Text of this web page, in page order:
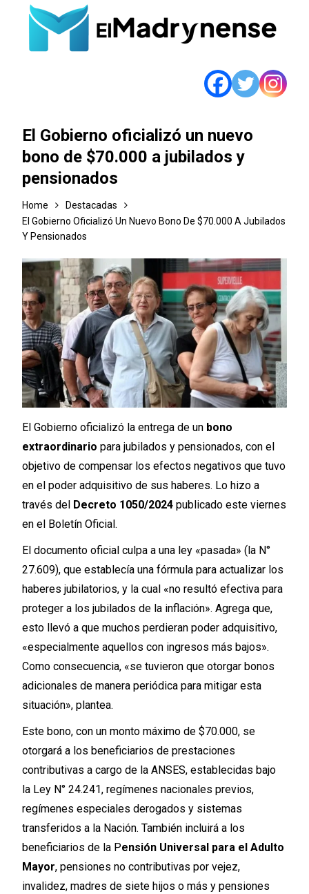
El Gobierno oficializó un nuevo
bono de $70.000 a jubilados y
pensionados
Home
Destacadas
El Gobierno Oficializó Un Nuevo Bono De $70.000 A Jubilados
Y Pensionados
El Gobierno oficializó la entrega de un bono
extraordinario para jubilados y pensionados, con el
objetivo de compensar los efectos negativos que tuvo
en el poder adquisitivo de sus haberes. Lo hizo a
través del Decreto 1050/2024 publicado este viernes
en el Boletín Oficial.
El documento oficial culpa a una ley «pasada» (la N°
27.609), que establecía una fórmula para actualizar los
haberes jubilatorios, y la cual «no resultó efectiva para
proteger a los jubilados de la inflación». Agrega que,
esto llevó a que muchos perdieran poder adquisitivo,
«especialmente aquellos con ingresos más bajos».
Como consecuencia, «se tuvieron que otorgar bonos
adicionales de manera periódica para mitigar esta
situación», plantea.
Este bono, con un monto máximo de $70.000, se
otorgará a los beneficiarios de prestaciones
contributivas a cargo de la ANSES, establecidas bajo
la Ley N° 24.241, regímenes nacionales previos,
regímenes especiales derogados y sistemas
transferidos a la Nación. También incluirá a los
beneficiarios de la Pensión Universal para el Adulto
Mayor, pensiones no contributivas por vejez,
invalidez, madres de siete hijos o más y pensiones